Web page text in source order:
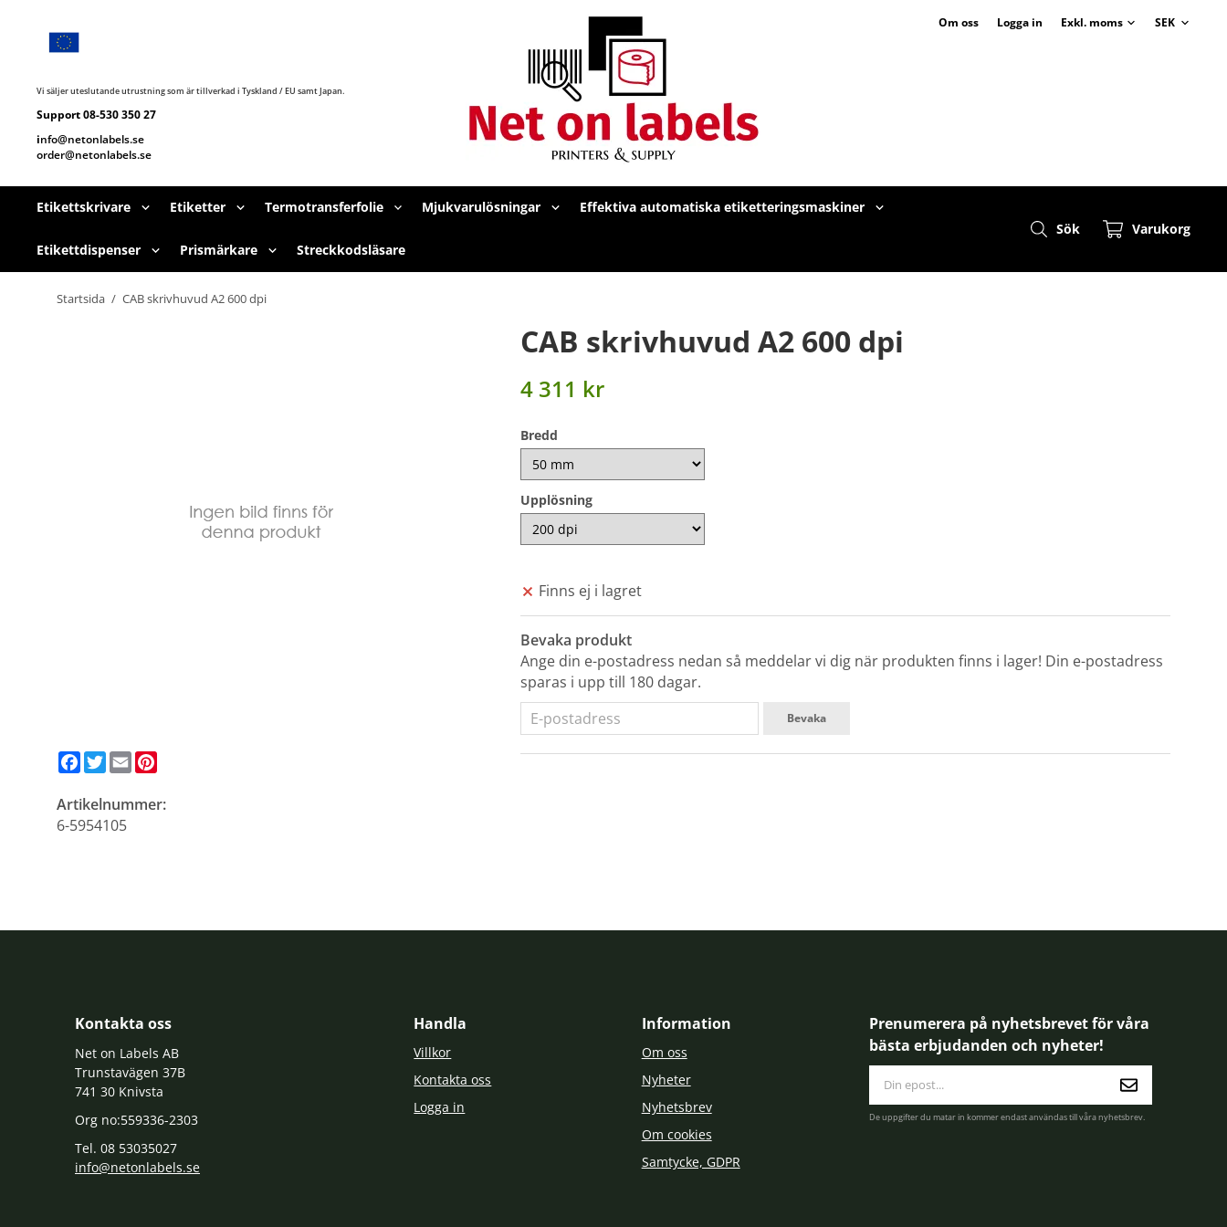
huvudnavigering
huvudinnehållet
Vi säljer uteslutande utrustning som är tillverkad i Tyskland / EU samt Japan.
Support 08-530 350 27
info@netonlabels.se
order@netonlabels.se
Om oss Logga in
Etikettskrivare Etiketter Termotransferfolie Mjukvarulösningar Effektiva automatiska etiketteringsmaskiner
Etikettdispenser Prismärkare Streckkodsläsare
Sök Varukorg
Startsida / CAB skrivhuvud A2 600 dpi
CAB skrivhuvud A2 600 dpi
4 311 kr
Bredd
Upplösning
Finns ej i lagret
Bevaka produkt
Ange din e-postadress nedan så meddelar vi dig när produkten finns i lager! Din e-postadress
sparas i upp till 180 dagar.
Bevaka
Facebook
Twitter
Email
Artikelnummer:
6-5954105
Kontakta oss
Net on Labels AB
Trunstavägen 37B
741 30 Knivsta
Org no:559336-2303
Tel. 08 53035027
info@netonlabels.se
Handla
Villkor
Kontakta oss
Logga in
Information
Om oss
Nyheter
Nyhetsbrev
Om cookies
Samtycke, GDPR
Prenumerera på nyhetsbrevet för våra
bästa erbjudanden och nyheter!
postadress
De uppgifter du matar in kommer endast användas till våra nyhetsbrev.